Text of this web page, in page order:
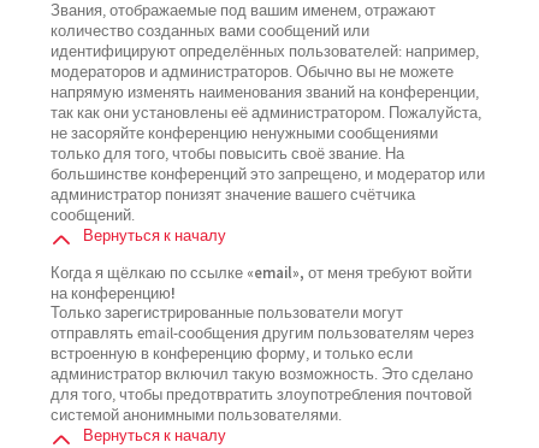
Звания, отображаемые под вашим именем, отражают
количество созданных вами сообщений или
идентифицируют определённых пользователей: например,
модераторов и администраторов. Обычно вы не можете
напрямую изменять наименования званий на конференции,
так как они установлены её администратором. Пожалуйста,
не засоряйте конференцию ненужными сообщениями
только для того, чтобы повысить своё звание. На
большинстве конференций это запрещено, и модератор или
администратор понизят значение вашего счётчика
сообщений.
Вернуться к началу
Когда я щёлкаю по ссылке «email», от меня требуют войти
на конференцию!
Только зарегистрированные пользователи могут
отправлять email-сообщения другим пользователям через
встроенную в конференцию форму, и только если
администратор включил такую возможность. Это сделано
для того, чтобы предотвратить злоупотребления почтовой
системой анонимными пользователями.
Вернуться к началу